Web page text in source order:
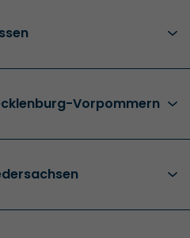
Vorpommern